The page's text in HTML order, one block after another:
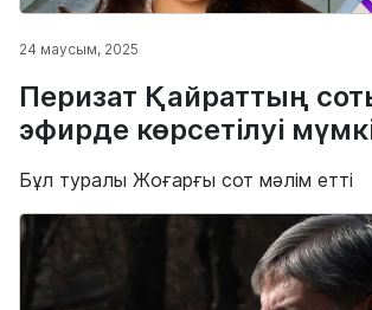
24 маусым, 2025
Перизат Қайраттың
эфирде көрсетілуі
Бұл туралы Жоғарғы сот мәлім етті